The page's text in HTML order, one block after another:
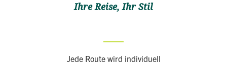
Ihre Reise, Ihr Stil
Jede Route wird individuell